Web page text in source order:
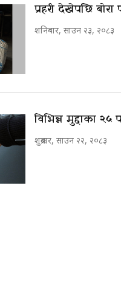
प्रहरी देखेपछि
शनिबार, साउन २३, २०८३
विभिन्न मुद्दाका २५
शुक्रबार, साउन २२, २०८३